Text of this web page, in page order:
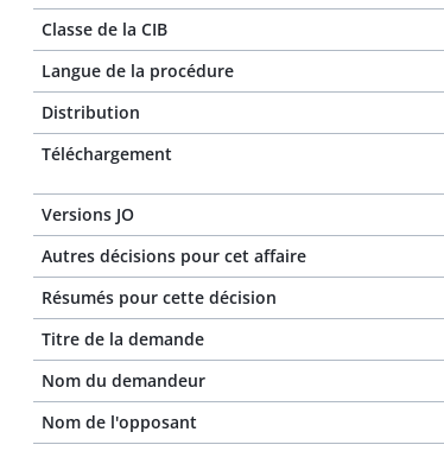
Classe de la CIB
Langue de la procédure
Distribution
Téléchargement
Versions JO
Autres décisions pour cet affaire
Résumés pour cette décision
Titre de la demande
Nom du demandeur
Nom de l'opposant